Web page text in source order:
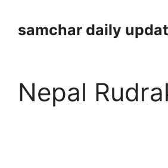
contentsamchar daily
Nepal